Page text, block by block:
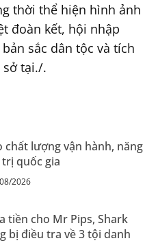
thời thể hiện hình ảnh
đoàn kết, hội nhập
sắc dân tộc và tích
sở tại./.
chất lượng vận hành, năng
quốc gia
2026
tiền cho Mr Pips, Shark
bị điều tra về 3 tội danh